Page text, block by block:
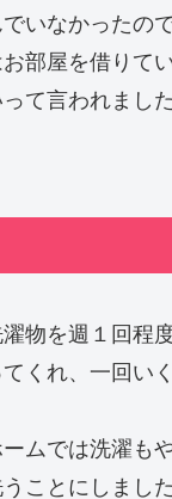
いなかったの
部屋を借りて
て言われまし
物を週１回程
くれ、一回い
ムでは洗濯も
ことにしまし